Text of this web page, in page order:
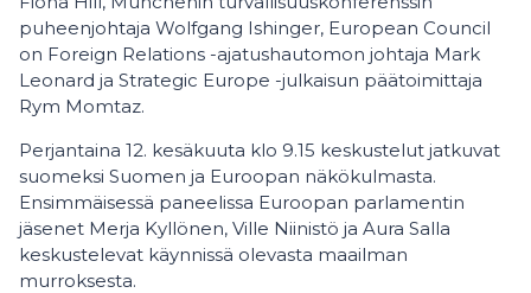
puheenjohtaja Wolfgang Ishinger, European Council
on Foreign Relations -ajatushautomon johtaja Mark
Leonard ja Strategic Europe -julkaisun päätoimittaja
Rym Momtaz.
Perjantaina 12. kesäkuuta klo 9.15 keskustelut jatkuvat
suomeksi Suomen ja Euroopan näkökulmasta.
Ensimmäisessä paneelissa Euroopan parlamentin
jäsenet Merja Kyllönen, Ville Niinistö ja Aura Salla
keskustelevat käynnissä olevasta maailman
murroksesta.